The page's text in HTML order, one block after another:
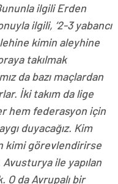
ilgili Erden
ilgili, ‘2-3 yabancı
kimin aleyhine
takılmak
da bazı maçlardan
İki takım da lige
hem federasyon için
duyacağız. Kim
kimi görevlendirirse
ile yapılan
O da Avrupalı bir